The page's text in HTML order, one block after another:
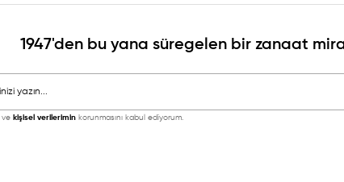
1947'den bu yana süregelen bir zanaat
ve kişisel verilerimin korunmasını kabul ediyorum.